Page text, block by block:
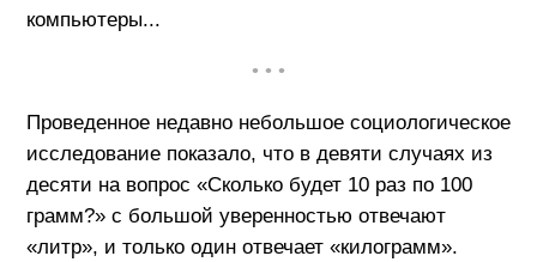
компьютеры...
• • •
Проведенное недавно небольшое социологическое
исследование показало, что в девяти случаях из
десяти на вопрос «Сколько будет 10 раз по 100
грамм?» с большой уверенностью отвечают
«литр», и только один отвечает «килограмм».